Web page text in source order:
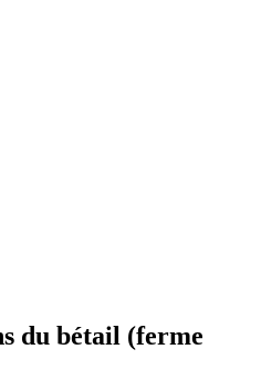
du bétail (ferme